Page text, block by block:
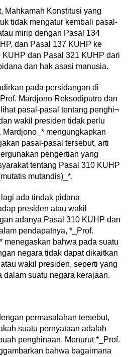
Mahkamah Konstitusi yang
tidak mengatur kembali pasal-
mirip dengan Pasal 134
dan Pasal 137 KUHP ke
dan Pasal 321 KUHP dari
dan hak asasi manusia.
pada persidangan di
Mardjono Reksodiputro dan
pasal-pasal tentang penghi¬
wakil presiden tidak perlu
mengungkapkan
pasal-pasal tersebut, arti
pengertian yang
tentang Pasal 310 KUHP
mutandis)_*.
ada tindak pidana
presiden atau wakil
adanya Pasal 310 KUHP dan
pendapatnya, *_Prof.
menegaskan bahwa pada suatu
negara tidak dapat dikaitkan
wakil presiden, seperti yang
dalam suatu negara kerajaan.
permasalahan tersebut,
suatu pernyataan adalah
penghinaan. Menurut *_Prof.
bahwa bagaimana